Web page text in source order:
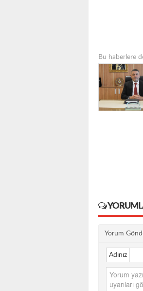
Bu haberlere
Yorum
Adınız